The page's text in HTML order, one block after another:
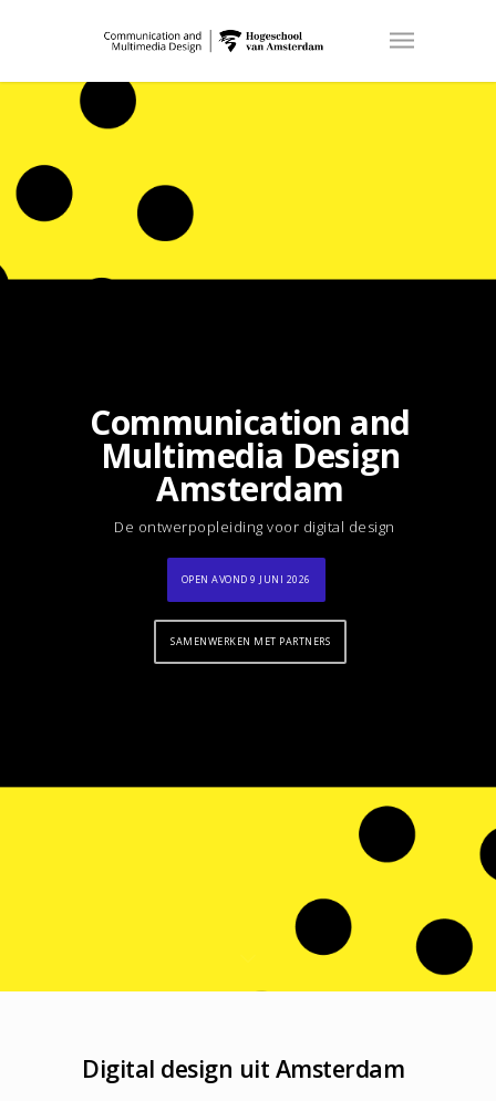
Communication and
Multimedia Design
Amsterdam
De ontwerpopleiding voor digital design
OPEN AVOND 9 JUNI 2026
SAMENWERKEN MET PARTNERS
Digital design uit Amsterdam